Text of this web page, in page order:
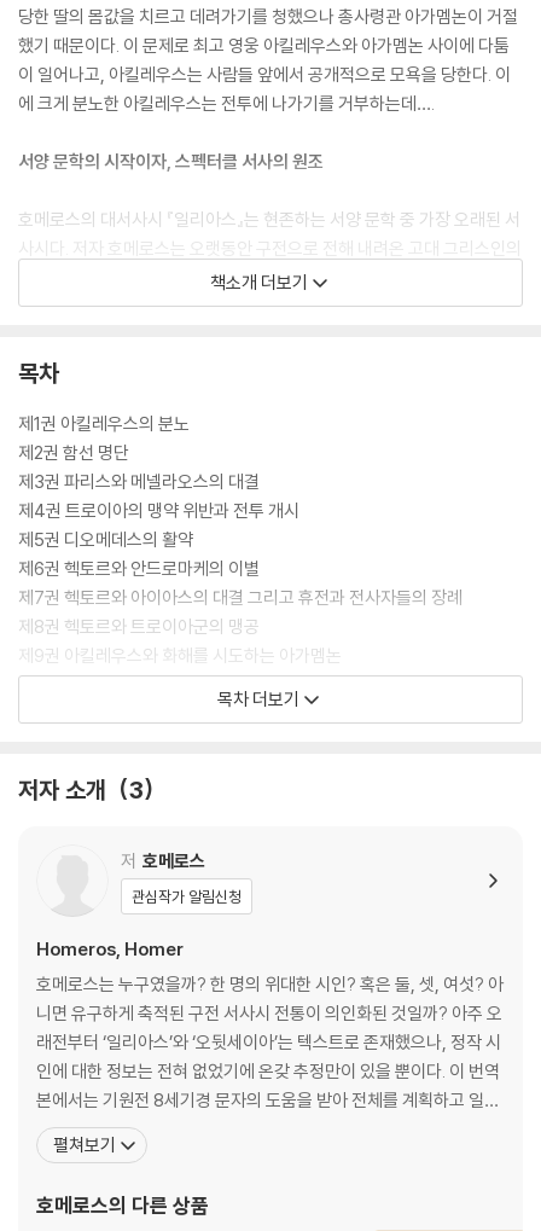
당한 딸의 몸값을 치르고 데려가기를 청했으나 총사령관 아가멤논이 거절
했기 때문이다. 이 문제로 최고 영웅 아킬레우스와 아가멤논 사이에 다툼
이 일어나고, 아킬레우스는 사람들 앞에서 공개적으로 모욕을 당한다. 이
에 크게 분노한 아킬레우스는 전투에 나가기를 거부하는데….
서양 문학의 시작이자, 스펙터클 서사의 원조
호메로스의 대서사시 『일리아스』는 현존하는 서양 문학 중 가장 오래된 서
사시다. 저자 호메로스는 오랫동안 구전으로 전해 내려온 고대 그리스인의
신화와 전설을 최초로 기록했을 뿐 아니라, 트로이아 전쟁이라는 그릇에
압축해 짜임새 있고 완성도 높은 문학 작품으로 탄생시켰다. ‘일리아스’는
다. 트로이아의 운명을 놓고 목숨 걸고 싸우는 영웅들과 이해관계에 따라
으로 이루어진 이 한편의 장엄한 서사시 속에서 고대인의 문학적인 탁월
함, 신과 인간이 어우러진 세계관, 인생의 가치관, 죽을 수밖에 없는 인간
이 겪는 고통과 비탄을 보게 된다.
『일리아스』는 분노에 관한 이야기다. 트로이아 전쟁 영웅 아킬레우스의 분
노는 신들까지 흔들어놓고, 수많은 전사들을 죽음으로 부른다. 호메로스는
이 분노를 통해 신과 인간이 뒤엉킨 세계의 비극적 진실을 드러낸다. 현존
하는 서양 문학의 시작점인 이 작품은, 인류 최초의 서사시이자 이후 모든
문학의 원형이 되었다. 현대지성 클래식의 완역본은 원문 시(詩)의 운율과
문체, 순서를 최대한 살리면서도 한국 독자들이 몰입해 읽을 수 있도록 옮
기고 다듬었다. 103장의 생생한 명화와 이미지, 435개의 각주와 75쪽에
다. 특히 트로이아 전쟁을 둘러싼 영웅들의 계보와 이야기를 풍부하게 해
한 걸음 더 깊이
기원전 8세기, 호메로스는 트로이아 전쟁이라는 거대한 서사의 그릇에 고
대 그리스인들의 세계관과 신화를 담아냈다. 『일리아스』는 10년간의 트로
이아 전쟁 중 단 50일간의 이야기에 집중하지만, 그 안에는 고대 그리스와
아나톨리아의 방대한 신화와 역사가 녹아 있다. 최고의 영웅 아킬레우스와
총사령관 아가멤논의 불화로 시작해 트로이아의 영웅 헥토르의 죽음으로
끝나는 이야기 속에서, 우리는 올림포스의 신들이 인간사에 개입하는 모습
에서 펼쳐지는 영웅의 활약상은 고대 그리스인들의 이상과 가치관을 생생
차시킨다. 올림포스의 신들은 인간사에 끊임없이 영향을 미치지만, 결국
책소개 더보기
목차
제1권 아킬레우스의 분노
제2권 함선 명단
제3권 파리스와 메넬라오스의 대결
제4권 트로이아의 맹약 위반과 전투 개시
제5권 디오메데스의 활약
제6권 헥토르와 안드로마케의 이별
제7권 헥토르와 아이아스의 대결 그리고 휴전과 전사자들의 장례
제8권 헥토르와 트로이아군의 맹공
제9권 아킬레우스와 화해를 시도하는 아가멤논
제10권 디오메데스와 오디세우스의 정탐
제11권 아가멤논의 활약 그리고 헥토르의 반격
제14권 제우스를 속인 헤라와 그리스군의 반격
제16권 파트로클로스의 활약
제17권 파트로클로스의 시신을 둘러싼 전투
제18권 아킬레우스의 새로운 무구
제19권 아킬레우스와 아가멤논의 화해
제20권 아킬레우스의 맹활약
제21권 크산토스강과 신들의 참전
제22권 헥토르의 죽음
제23권 파트로클로스의 장례와 추모 경기
제24권 헥토르의 장례
해설 | 박문재
그리스군과 트로이아군 편성
목차 더보기
저자 소개 3
저 호메로스
관심작가 알림신청
Homeros, Homer
호메로스는 누구였을까? 한 명의 위대한 시인? 혹은 둘, 셋, 여섯? 아
니면 유구하게 축적된 구전 서사시 전통이 의인화된 것일까? 아주 오
래전부터 ‘일리아스’와 ‘오뒷세이아’는 텍스트로 존재했으나, 정작 시
인에 대한 정보는 전혀 없었기에 온갖 추정만이 있을 뿐이다. 이 번역
본에서는 기원전 8세기경 문자의 도움을 받아 전체를 계획하고 일관
된 시학으로 ‘일리아스’를 집필한 단 한 명의 시인을 상정하고 있고,
그를 ‘호메로스’라고 부른다. 서양 문학의 원형으로 추앙받는 고대 그
리스 문화의 지도자” “모든 그리스의
펼쳐보기
호메로스의 다른 상품